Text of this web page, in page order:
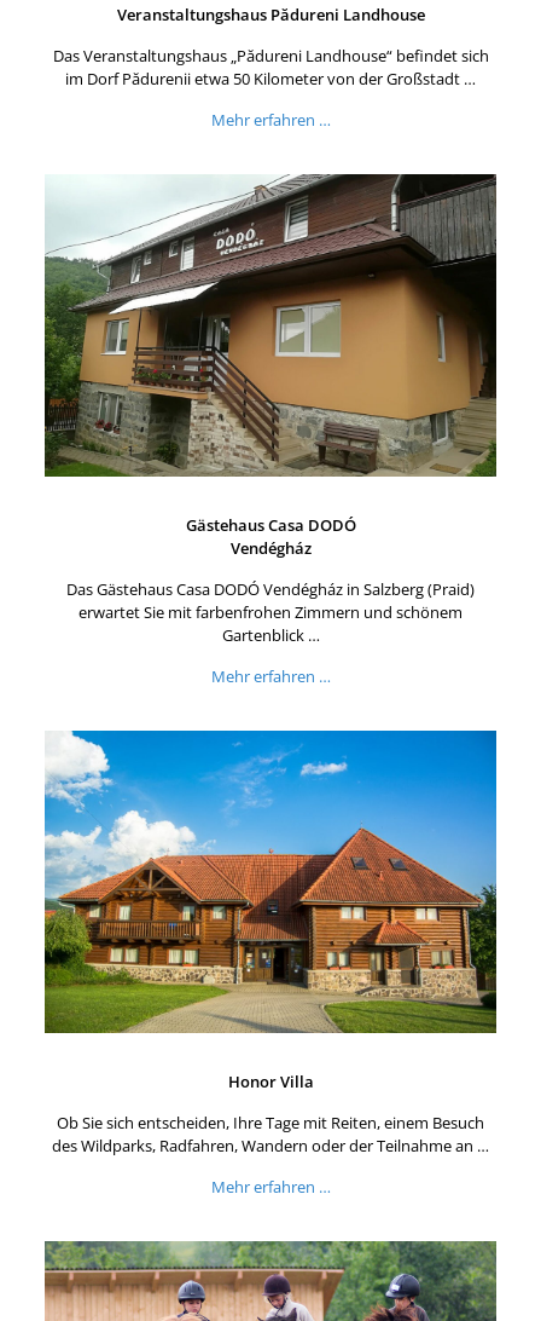
Veranstaltungshaus Pădureni Landhouse
Das Veranstaltungshaus „Pădureni Landhouse“ befindet sich
im Dorf Pădurenii etwa 50 Kilometer von der Großstadt …
Mehr erfahren …
Gästehaus Casa DODÓ
Vendégház
Das Gästehaus Casa DODÓ Vendégház in Salzberg (Praid)
erwartet Sie mit farbenfrohen Zimmern und schönem
Gartenblick …
Mehr erfahren …
Honor Villa
Ob Sie sich entscheiden, Ihre Tage mit Reiten, einem Besuch
des Wildparks, Radfahren, Wandern oder der Teilnahme an …
Mehr erfahren …